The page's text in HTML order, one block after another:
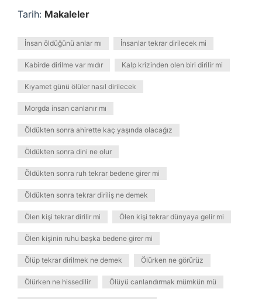
Tarih: Makaleler
İnsan öldüğünü anlar mı İnsanlar tekrar dirilecek mi
Kabirde dirilme var mıdır Kalp krizinden olen biri dirilir mi
Kıyamet günü ölüler nasıl dirilecek
Morgda insan canlanır mı
Öldükten sonra ahirette kaç yaşında olacağız
Öldükten sonra dini ne olur
Öldükten sonra ruh tekrar bedene girer mi
Öldükten sonra tekrar diriliş ne demek
Ölen kişi tekrar dirilir mi Ölen kişi tekrar dünyaya gelir mi
Ölen kişinin ruhu başka bedene girer mi
Ölüp tekrar dirilmek ne demek Ölürken ne görürüz
Ölürken ne hissedilir Ölüyü canlandırmak mümkün mü